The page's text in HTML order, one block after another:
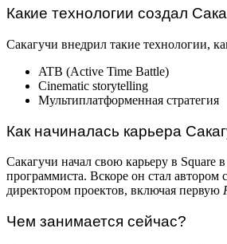
Какие технологии создал
Сакагучи внедрил такие технологии,
ATB (Active Time Battle)
Cinematic storytelling
Мультиплатформенная стратегия
Как начиналась карьера
Сакагучи начал свою карьеру в Square
программиста. Вскоре он стал автором
директором проектов, включая первую
Чем занимается сейчас?